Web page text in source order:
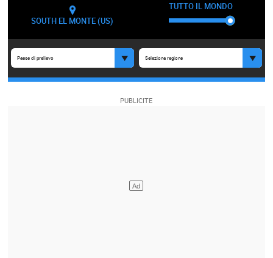
SOUTH EL MONTE (US)
TUTTO IL MONDO
Paese di prelievo Seleziona regione